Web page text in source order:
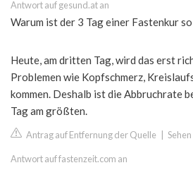
Antwort auf gesund.at an
Warum ist der 3 Tag einer Fastenkur
Heute, am dritten Tag, wird das erst
Problemen wie Kopfschmerz,
kommen. Deshalb ist die Abbruchrate
Tag am größten.
Antrag auf Entfernung der Quelle
Antwort auf fastenzeit.com an